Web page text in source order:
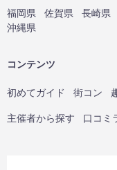
福岡県
佐賀県 長崎県
沖縄県
コンテンツ
初めてガイド 街コン
主催者から探す 口コミ